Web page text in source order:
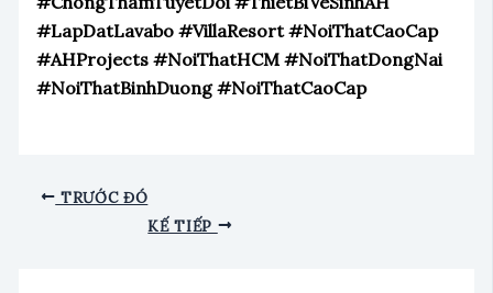
#LapDatLavabo #VillaResort #NoiThatCaoCap
#AHProjects #NoiThatHCM #NoiThatDongNai
#NoiThatBinhDuong #NoiThatCaoCap
TRƯỚC ĐÓ
KẾ TIẾP